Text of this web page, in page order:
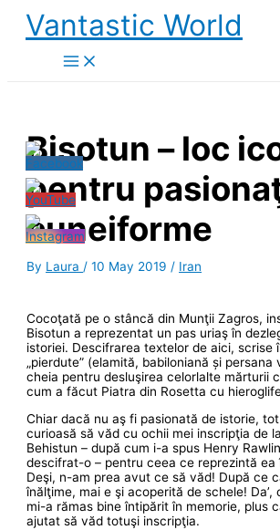
Skip
content
Vantastic World
Bisotun – loc
pentru
cuneiforme
By Laura /10 May 2019 / Iran
Cocoţată pe o stâncă din Munţii Zagros,
Bisotun a reprezentat un pas uriaş în
istoriei. Descifrarea textelor de aici, scrise
„pierdute” (elamită, babiloniană și
cheia pentru desluşirea celorlalte mărturii
cum a făcut Piatra din Rosetta cu
Chiar dacă nu aş fi pasionată de istorie,
curioasă să văd cu ochii mei inscripţia de
Behistun – după cum i-a spus Henry
descifrat-o – pentru ceea ce reprezintă ea
Deşi, n-am prea avut ce să văd! După ce
înălţime, mai e şi acoperită de schele! Da’,
mi-a rămas bine întipărit în memorie, plus
ajutat să văd totuşi inscripţia.